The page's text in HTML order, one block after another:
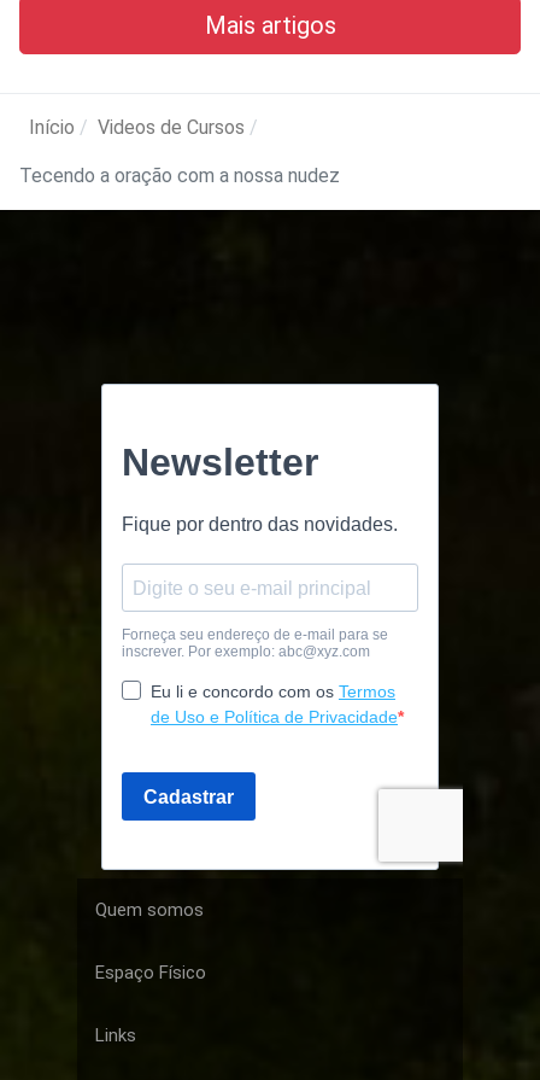
Mais artigos
Início Videos de Cursos
Tecendo a oração com a nossa nudez
Quem somos
Espaço Físico
Links